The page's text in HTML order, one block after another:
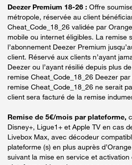
Deezer Premium 18-26 : Offre
métropole, réservée au client
Cheat_Code_18_26 validée par
mobile ou internet éligibles. La remise
l’abonnement Deezer Premium
client. Réservé aux clients n’ayant
Deezer ou l’ayant résilié depuis plus
remise Cheat_Code_18_26 Deezer
remise Cheat_Code_18_26 ne serait
client sera facturé de la remise
Remise de 5€/mois par plateforme,
Disney+, Ligue1+ et Apple TV en cas
Livebox Max, avec décodeur
plateforme (s) en plus auprès
suivant la mise en service et activation